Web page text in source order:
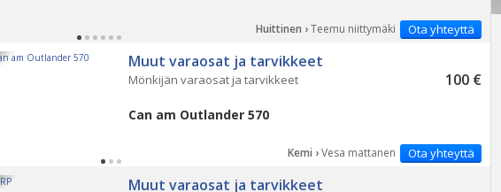
Ota yhteyttä
Huittinen ›Teemu niittymäki
Muut varaosat ja tarvikkeet
100 €
Mönkijän varaosat ja tarvikkeet
Can am Outlander 570
Ota yhteyttä
Kemi ›Vesa mattanen
Muut varaosat ja tarvikkeet